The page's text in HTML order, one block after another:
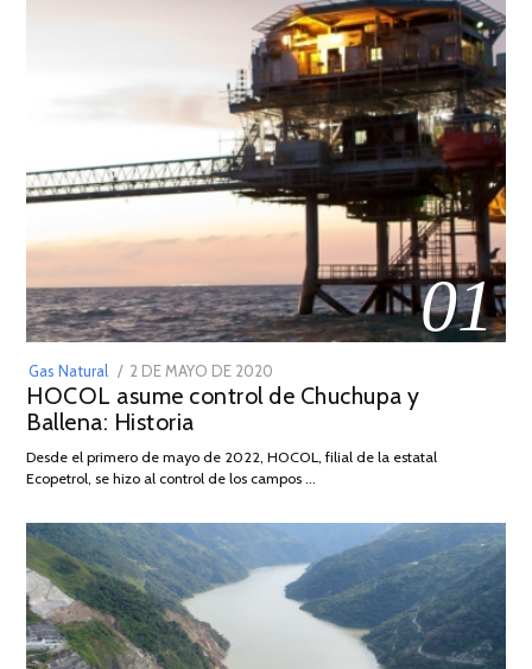
01
Gas Natural
POSTED
ON
2 DE MAYO DE 2020
DE
2026
HOCOL asume control de Chuchupa y
Ballena: Historia
Desde el primero de mayo de 2022, HOCOL, filial de la estatal
Ecopetrol, se hizo al control de los campos …